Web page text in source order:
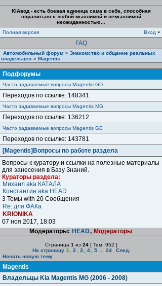
KIAвод - есть боевая единица сама в себе, способная
справиться с любой мыслимой и немыслимой
неожиданностью...
Полная версия
Вход •
FAQ
Автомобильный форум » Знакомство и общение реальных
владельцев » Magentis
Подфорумы
Часто задаваемые вопросы Magentis GD
Переходов по ссылке: 148341
Часто задаваемые вопросы Magentis MG
Переходов по ссылке: 136212
Часто задаваемые вопросы Magentis GE
Переходов по ссылке: 143781
[Magentis]Вопросы по работе раздела
Вопросы к куратору и ссылки на полезные материалы
для занесения в Базу Знаний.
Кураторы раздела:
Михаил aka КАТАЛА
Константин aka HEAD
3 Темы with 20 Сообщения
Re: для ФАКа
KRIONIKA
07 ноя 2017, 18:03
Модераторы: HEAD, Модераторы
Страница 1 из 24[ Тем: 952 ]
На страницу 1 2 3 4 5 24
След.
Начать новую тему
Magentis
Владельцы Kia Magentis MG (2006 - 2008)